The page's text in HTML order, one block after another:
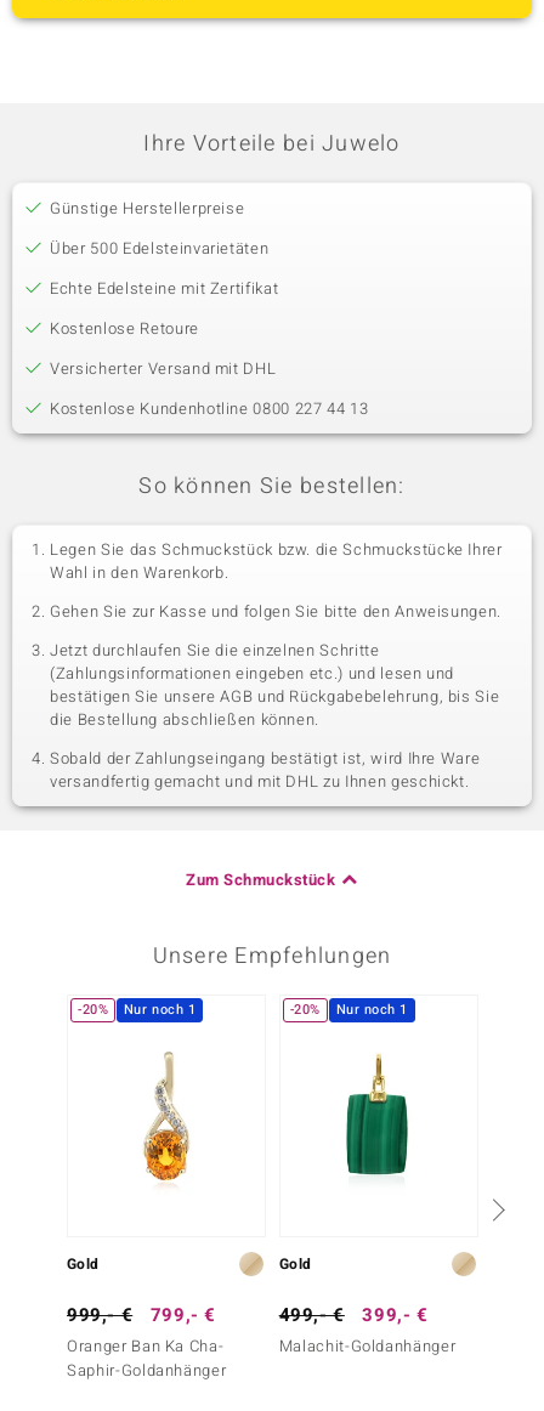
Ihre Vorteile bei Juwelo
Günstige Herstellerpreise
Über 500 Edelsteinvarietäten
Echte Edelsteine mit Zertifikat
Kostenlose Retoure
Versicherter Versand mit DHL
Kostenlose Kundenhotline 0800 227 44 13
So können Sie bestellen:
Legen Sie das Schmuckstück bzw. die Schmuckstücke Ihrer
Wahl in den Warenkorb.
Gehen Sie zur Kasse und folgen Sie bitte den Anweisungen.
Jetzt durchlaufen Sie die einzelnen Schritte
(Zahlungsinformationen eingeben etc.) und lesen und
bestätigen Sie unsere AGB und Rückgabebelehrung, bis Sie
die Bestellung abschließen können.
Sobald der Zahlungseingang bestätigt ist, wird Ihre Ware
versandfertig gemacht und mit DHL zu Ihnen geschickt.
Zum Schmuckstück
Unsere Empfehlungen
-20% Nur noch 1
Gold
999,- € 799,- €
Oranger Ban Ka Cha-
Saphir-Goldanhänger
-20% Nur noch 1
Gold
499,- € 399,- €
Malachit-Goldanhänger